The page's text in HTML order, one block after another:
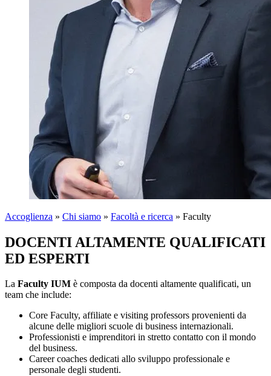
Accoglienza » Chi siamo » Facoltà e ricerca » Faculty
DOCENTI ALTAMENTE QUALIFICATI
ED ESPERTI
La Faculty IUM è composta da docenti altamente qualificati, un
team che include:
Core Faculty, affiliate e visiting professors provenienti da
alcune delle migliori scuole di business internazionali.
Professionisti e imprenditori in stretto contatto con il mondo
del business.
Career coaches dedicati allo sviluppo professionale e
personale degli studenti.